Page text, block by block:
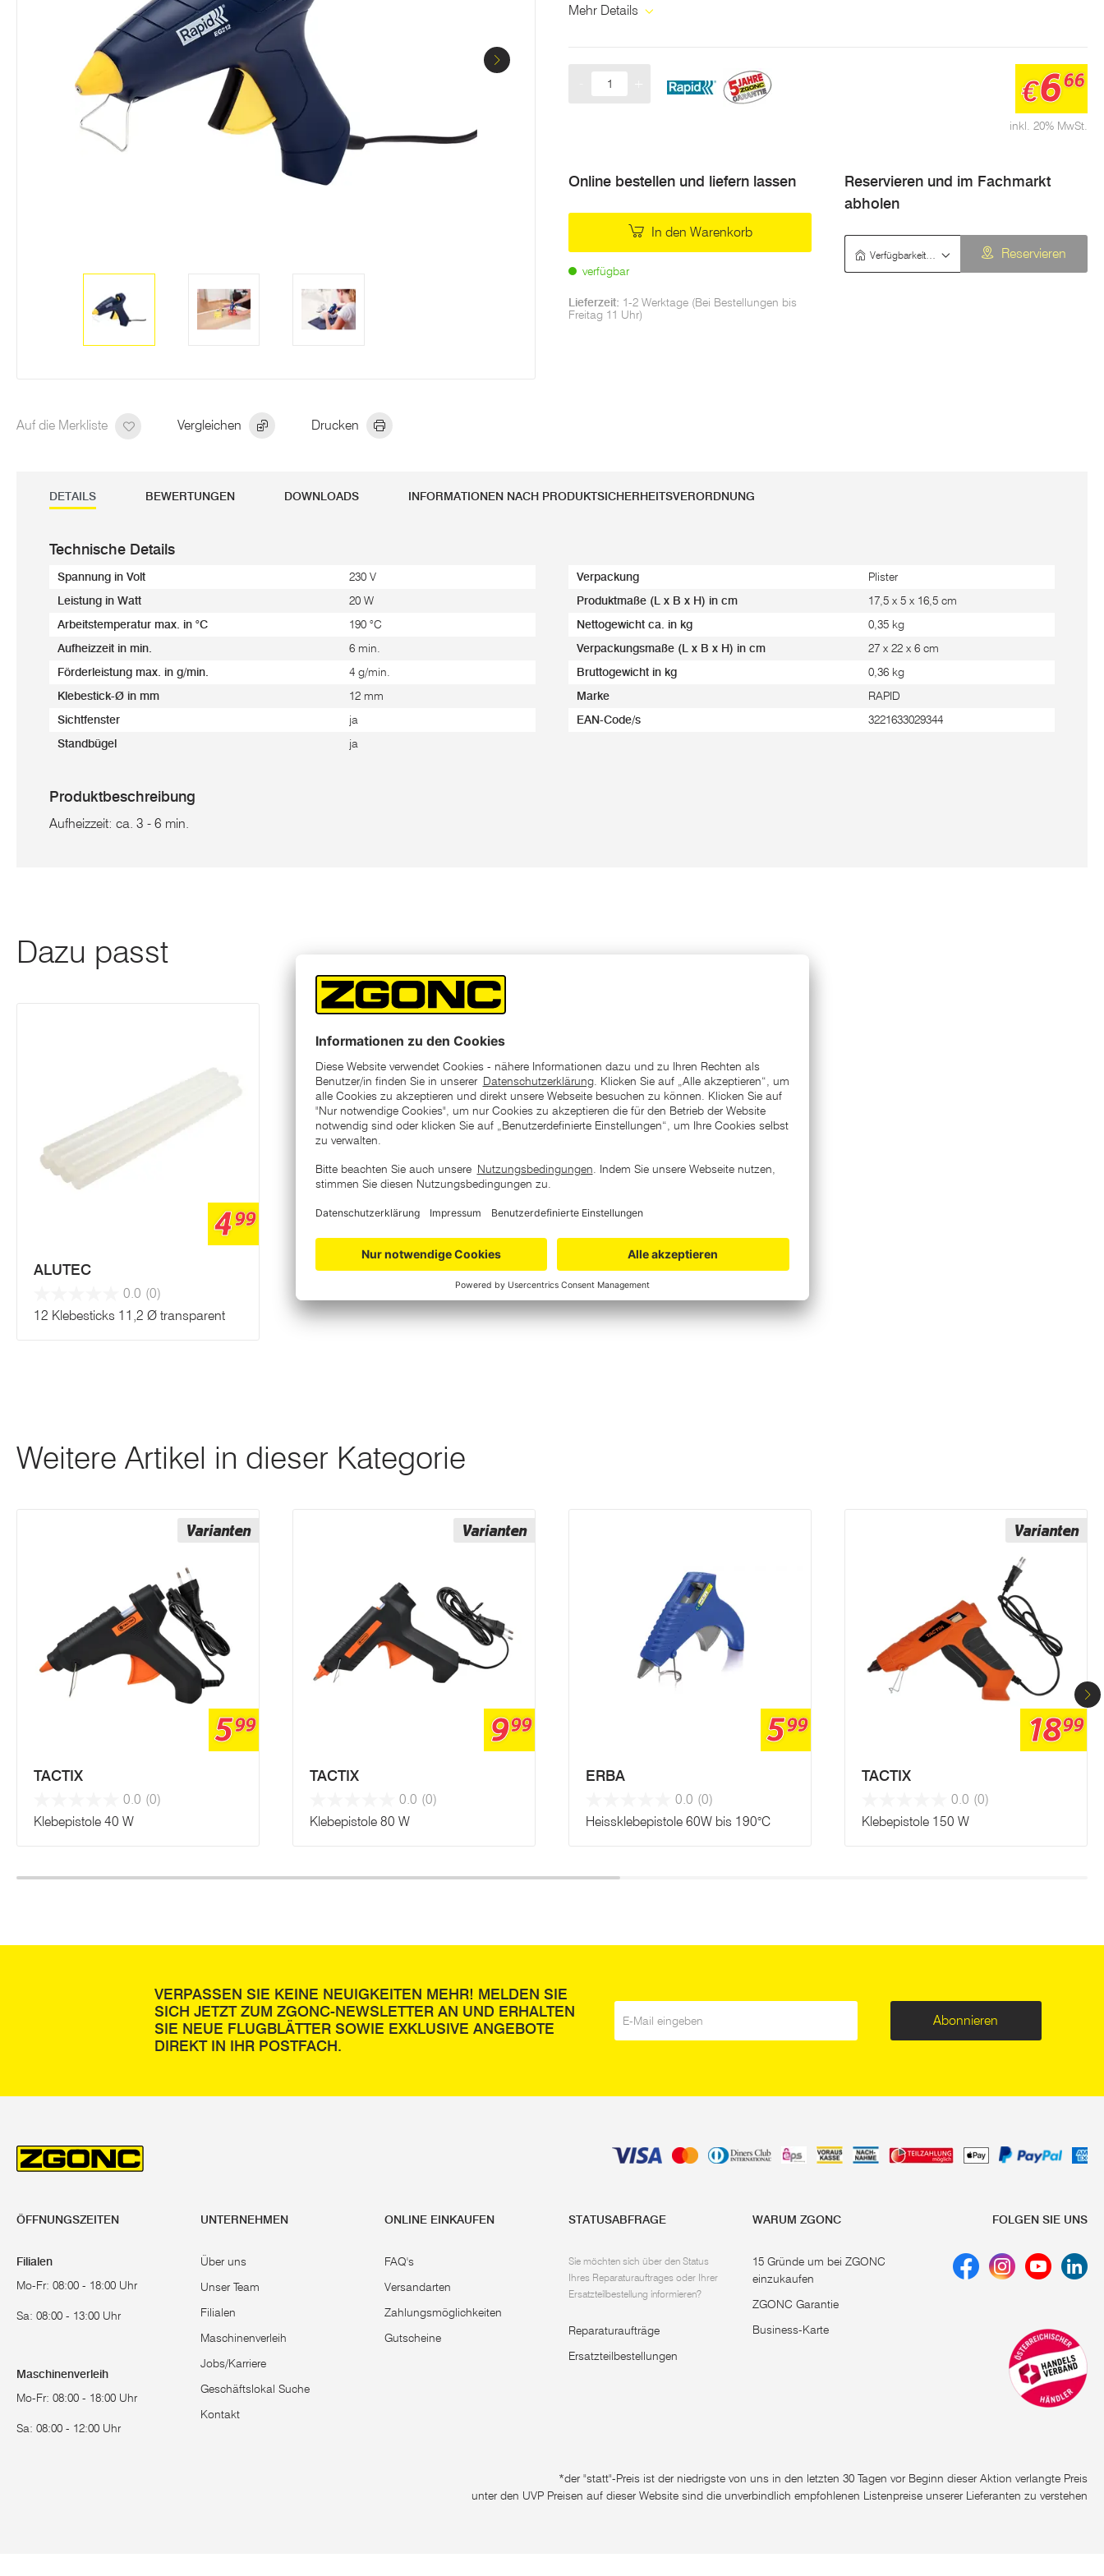
Auf die Merkliste Vergleichen Drucken
Mehr Details
inkl. 20% MwSt.
€666
Online bestellen und liefern lassen
In den Warenkorb
verfügbar
Lieferzeit: 1-2 Werktage (Bei Bestellungen bis
Freitag 11 Uhr)
Reservieren und im Fachmarkt
abholen
Reservieren
DETAILS BEWERTUNGEN DOWNLOADS INFORMATIONEN NACH PRODUKTSICHERHEITSVERORDNUNG
Technische Details
Spannung in Volt 230 V
Leistung in Watt 20 W
Arbeitstemperatur max. in °C 190 °C
Aufheizzeit in min. 6 min.
Förderleistung max. in g/min. 4 g/min.
Klebestick-Ø in mm 12 mm
Sichtfenster ja
Standbügel ja
Verpackung Plister
Produktmaße (L x B x H) in cm 17,5 x 5 x 16,5 cm
Nettogewicht ca. in kg 0,35 kg
Verpackungsmaße (L x B x H) in cm 27 x 22 x 6 cm
Bruttogewicht in kg 0,36 kg
Marke RAPID
EAN-Code/s 3221633029344
Produktbeschreibung
Aufheizzeit: ca. 3 - 6 min.
Dazu passt
499
ALUTEC
0.0 (0)
12 Klebesticks 11,2 Ø transparent
Weitere Artikel in dieser Kategorie
Varianten
599
TACTIX
0.0 (0)
Klebepistole 40 W
Varianten
999
TACTIX
0.0 (0)
Klebepistole 80 W
599
ERBA
0.0 (0)
Heissklebepistole 60W bis 190°C
Varianten
1899
TACTIX
0.0 (0)
Klebepistole 150 W
VERPASSEN SIE KEINE NEUIGKEITEN MEHR! MELDEN SIE
SICH JETZT ZUM ZGONC-NEWSLETTER AN UND ERHALTEN
SIE NEUE FLUGBLÄTTER SOWIE EXKLUSIVE ANGEBOTE
DIREKT IN IHR POSTFACH.
Abonnieren
ÖFFNUNGSZEITEN
Filialen
Mo-Fr: 08:00 - 18:00 Uhr
Sa: 08:00 - 13:00 Uhr
Maschinenverleih
Mo-Fr: 08:00 - 18:00 Uhr
Sa: 08:00 - 12:00 Uhr
UNTERNEHMEN
Über uns
Unser Team
Filialen
Maschinenverleih
Jobs/Karriere
Geschäftslokal Suche
Kontakt
ONLINE EINKAUFEN
FAQ's
Versandarten
Zahlungsmöglichkeiten
Gutscheine
STATUSABFRAGE
Sie möchten sich über den Status
Ihres Reparaturauftrages oder Ihrer
Ersatzteilbestellung informieren?
Reparaturaufträge
Ersatzteilbestellungen
WARUM ZGONC
15 Gründe um bei ZGONC
einzukaufen
ZGONC Garantie
Business-Karte
FOLGEN SIE UNS
*der "statt"-Preis ist der niedrigste von uns in den letzten 30 Tagen vor Beginn dieser Aktion verlangte Preis
unter den UVP Preisen auf dieser Website sind die unverbindlich empfohlenen Listenpreise unserer Lieferanten zu verstehen